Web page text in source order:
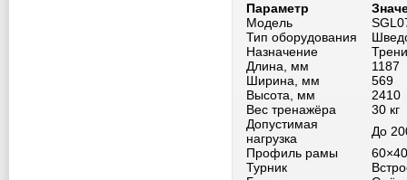
Параметр
Модель
Тип оборудования
Назначение
Длина, мм
1187
Ширина, мм
569
Высота, мм
2410
Вес тренажёра
30 кг
Допустимая
нагрузка
До
Профиль рамы
Турник